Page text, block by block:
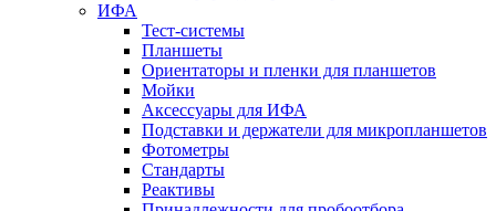
ИФА
Тест-системы
Планшеты
Ориентаторы и пленки для планшетов
Мойки
Аксессуары для ИФА
Подставки и держатели для микропланшетов
Фотометры
Стандарты
Реактивы